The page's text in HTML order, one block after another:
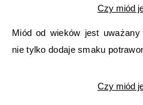
Czy miód
Miód od wieków jest
nie tylko dodaje smaku
Czy miód